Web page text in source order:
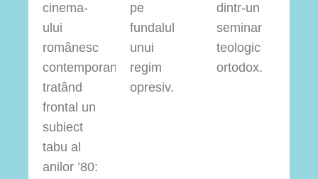
cinema-
ului
românesc
contemporan,
tratând
frontal un
subiect
tabu al
anilor ’80:
pe
fundalul
unui
regim
opresiv.
dintr-un
seminar
teologic
ortodox.